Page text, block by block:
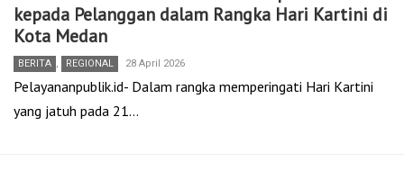
kepada Pelanggan dalam Rangka Hari Kartini di
Kota Medan
BERITA , REGIONAL 28 April 2026
Pelayananpublik.id- Dalam rangka memperingati Hari Kartini
yang jatuh pada 21…